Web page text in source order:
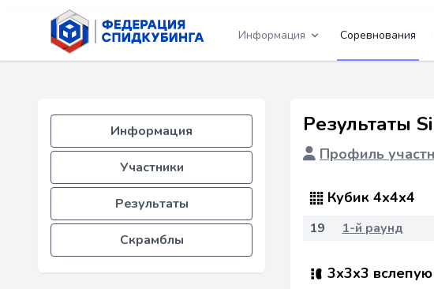
Информация Соревнования
Информация
Участники
Результаты
Скрамблы
Результаты
Профиль
Кубик 4x4x4
19
1-й раунд
3x3x3 вслепую